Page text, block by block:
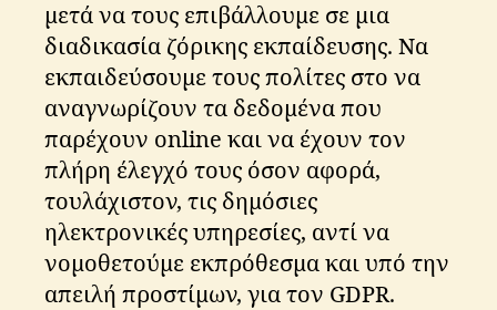
μετά να τους επιβάλλουμε σε μια
διαδικασία ζόρικης εκπαίδευσης. Να
εκπαιδεύσουμε τους πολίτες στο να
αναγνωρίζουν τα δεδομένα που
παρέχουν online και να έχουν τον
πλήρη έλεγχό τους όσον αφορά,
τουλάχιστον, τις δημόσιες
ηλεκτρονικές υπηρεσίες, αντί να
νομοθετούμε εκπρόθεσμα και υπό την
απειλή προστίμων, για τον GDPR.
e
g
o